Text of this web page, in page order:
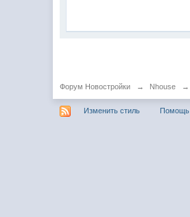
Форум Новостройки → Nhouse →
Изменить стиль Помощь